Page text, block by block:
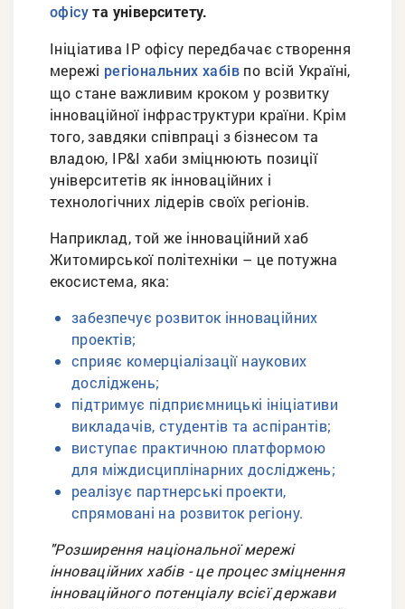
офісу та університету.
Ініціатива IP офісу передбачає створення
мережі регіональних хабів по всій Україні,
що стане важливим кроком у розвитку
інноваційної інфраструктури країни. Крім
того, завдяки співпраці з бізнесом та
владою, IP&I хаби зміцнюють позиції
університетів як інноваційних і
технологічних лідерів своїх регіонів.
Наприклад, той же інноваційний хаб
Житомирської політехніки – це потужна
екосистема, яка:
забезпечує розвиток інноваційних
проектів;
сприяє комерціалізації наукових
досліджень;
підтримує підприємницькі ініціативи
викладачів, студентів та аспірантів;
виступає практичною платформою
для міждисциплінарних досліджень;
реалізує партнерські проекти,
спрямовані на розвиток регіону.
"Розширення національної мережі
інноваційних хабів - це процес зміцнення
інноваційного потенціалу всієї держави